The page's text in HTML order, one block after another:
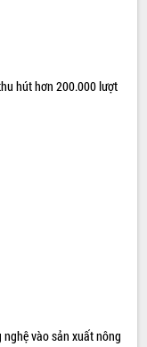
hút hơn 200.000 lượt
vào sản xuất nông